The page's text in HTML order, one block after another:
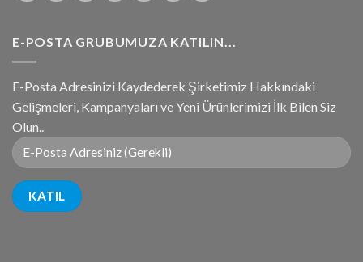
E-POSTA GRUBUMUZA KATILIN...
E-Posta Adresinizi Kaydederek Şirketimiz Hakkındaki
Gelişmeleri, Kampanyaları ve Yeni Ürünlerimizi İlk Bilen Siz
Olun..